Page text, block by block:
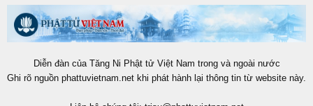
Diễn đàn của Tăng Ni Phật tử Việt Nam trong và ngoài nước
Ghi rõ nguồn phattuvietnam.net khi phát hành lại thông tin từ website này.